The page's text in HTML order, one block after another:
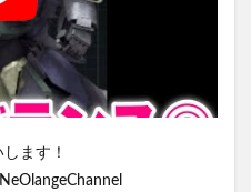
ます！